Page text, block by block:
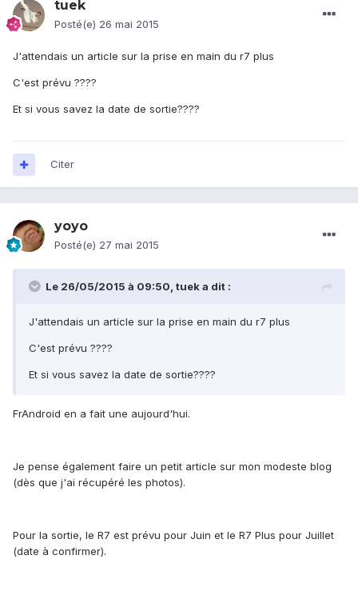
tuek
Posté(e) 26 mai 2015
J'attendais un article sur la prise en main du r7 plus
C'est prévu ????
Et si vous savez la date de sortie????
Citer
yoyo
Posté(e) 27 mai 2015
Le 26/05/2015 à 09:50, tuek a dit :
J'attendais un article sur la prise en main du r7 plus
C'est prévu ????
Et si vous savez la date de sortie????
FrAndroid en a fait une aujourd'hui.
Je pense également faire un petit article sur mon modeste blog
(dès que j'ai récupéré les photos).
Pour la sortie, le R7 est prévu pour Juin et le R7 Plus pour Juillet
(date à confirmer).